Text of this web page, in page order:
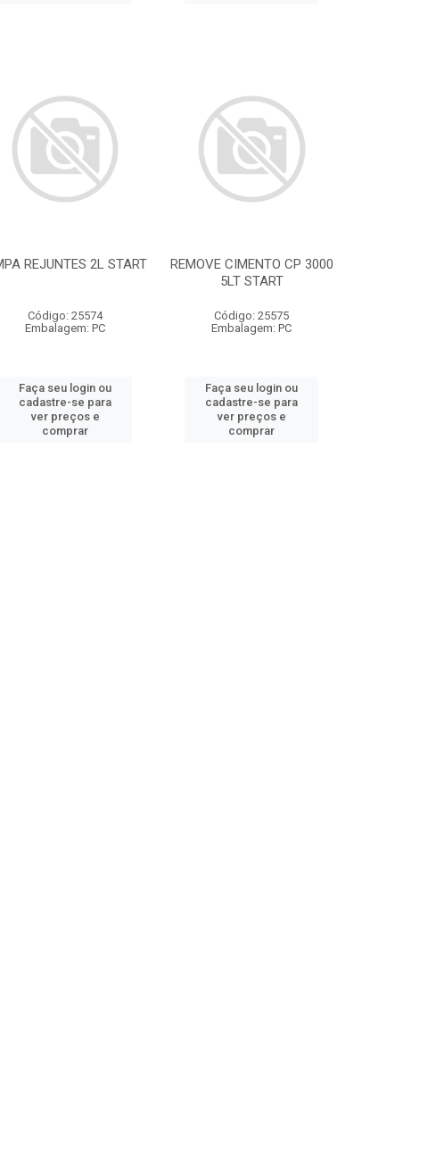
REJUNTES 2L START
Código: 25574
Embalagem: PC
Faça seu login ou
cadastre-se para
ver preços e
comprar
REMOVE CIMENTO CP 3000
5LT START
Código: 25575
Embalagem: PC
Faça seu login ou
cadastre-se para
ver preços e
comprar